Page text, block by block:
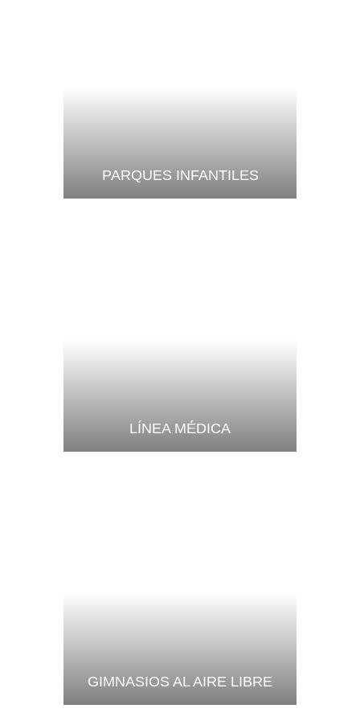
PARQUES INFANTILES
LÍNEA MÉDICA
GIMNASIOS AL AIRE LIBRE